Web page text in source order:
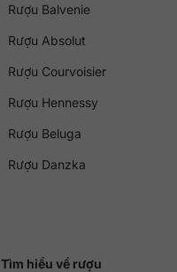
Rượu Balvenie
Rượu Absolut
Rượu Courvoisier
Rượu Hennessy
Rượu Beluga
Rượu Danzka
Tìm hiểu về rượu